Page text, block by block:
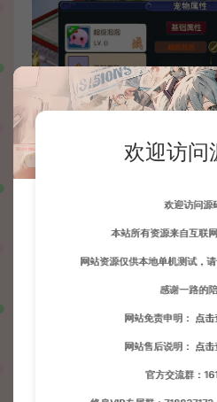
欢迎访问
欢迎访问源
本站所有资源来自互联
网站资源仅供本地单机测试，
感谢一路的
网站免责申明： 点击
网站售后说明： 点击
官方交流群：